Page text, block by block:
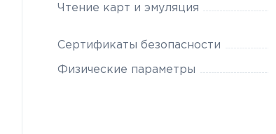
Чтение карт и эмуляция
Сертификаты безопасности
Физические параметры